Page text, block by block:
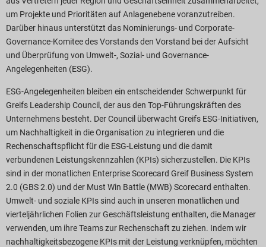
um Projekte und Prioritäten auf Anlagenebene voranzutreiben.
Darüber hinaus unterstützt das Nominierungs- und Corporate-
Governance-Komitee des Vorstands den Vorstand bei der Aufsicht
und Überprüfung von Umwelt-, Sozial- und Governance-
Angelegenheiten (ESG).
ESG-Angelegenheiten bleiben ein entscheidender Schwerpunkt für
Greifs Leadership Council, der aus den Top-Führungskräften des
Unternehmens besteht. Der Council überwacht Greifs ESG-Initiativen,
um Nachhaltigkeit in die Organisation zu integrieren und die
Rechenschaftspflicht für die ESG-Leistung und die damit
verbundenen Leistungskennzahlen (KPIs) sicherzustellen. Die KPIs
sind in der monatlichen Enterprise Scorecard Greif Business System
2.0 (GBS 2.0) und der Must Win Battle (MWB) Scorecard enthalten.
Umwelt- und soziale KPIs sind auch in unseren monatlichen und
vierteljährlichen Folien zur Geschäftsleistung enthalten, die Manager
verwenden, um ihre Teams zur Rechenschaft zu ziehen. Indem wir
nachhaltigkeitsbezogene KPIs mit der Leistung verknüpfen, möchten